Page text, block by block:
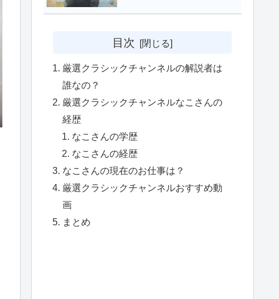
目次
厳選クラシックチャンネルの解説者は
誰なの？
厳選クラシックチャンネルなこさんの
経歴
なこさんの学歴
なこさんの経歴
なこさんの現在のお仕事は？
厳選クラシックチャンネルおすすめ動
画
まとめ